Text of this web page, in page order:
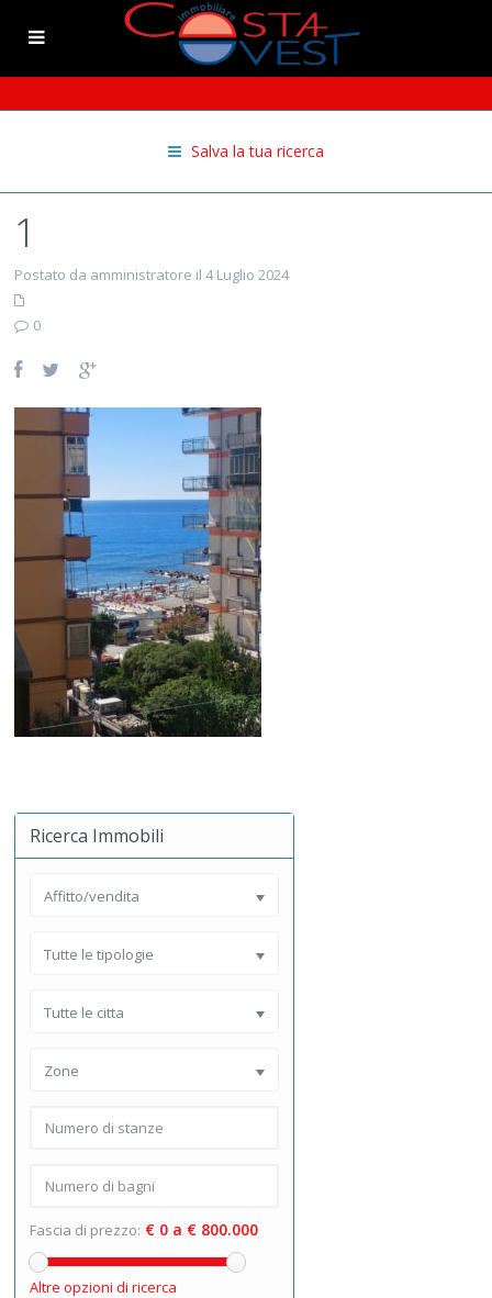
Salva la tua ricerca
1
Postato da amministratore il 4 Luglio 2024
0
Ricerca Immobili
Affitto/vendita
Tutte le tipologie
Tutte le citta
Zone
Fascia di prezzo: € 0 a € 800.000
Altre opzioni di ricerca